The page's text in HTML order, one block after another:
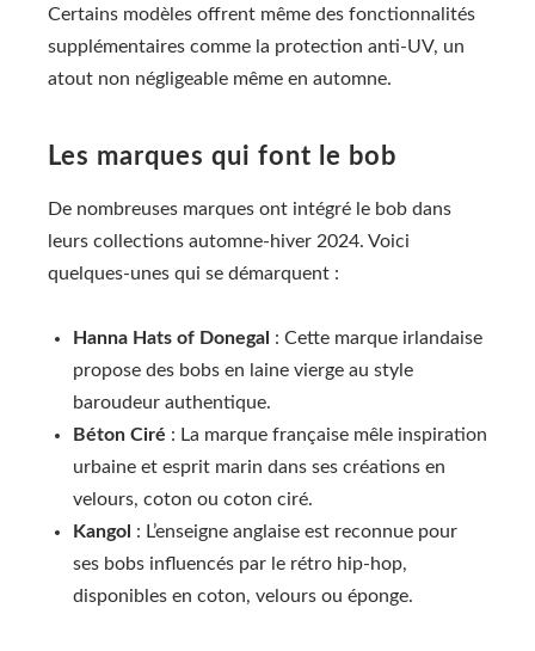
Certains modèles offrent même des fonctionnalités
supplémentaires comme la protection anti-UV, un
atout non négligeable même en automne.
Les marques qui font le bob
De nombreuses marques ont intégré le bob dans
leurs collections automne-hiver 2024. Voici
quelques-unes qui se démarquent :
Hanna Hats of Donegal : Cette marque irlandaise
propose des bobs en laine vierge au style
baroudeur authentique.
Béton Ciré : La marque française mêle inspiration
urbaine et esprit marin dans ses créations en
velours, coton ou coton ciré.
Kangol : L’enseigne anglaise est reconnue pour
ses bobs influencés par le rétro hip-hop,
disponibles en coton, velours ou éponge.